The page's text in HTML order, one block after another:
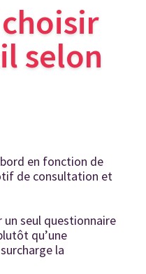
selon
en fonction de
de consultation et
un seul questionnaire
qu’une
la